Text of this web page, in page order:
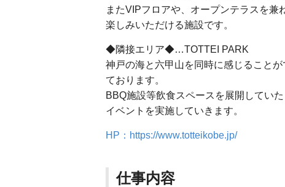
またVIPフロアや、オープンテラスを
楽しみいただける施設です。
◆隣接エリア◆…TOTTEI PARK
神戸の海と六甲山を同時に感じること
ております。
BBQ施設等飲食スペースを展開してい
イベントを実施していきます。
HP：https://www.totteikobe.jp/
仕事内容